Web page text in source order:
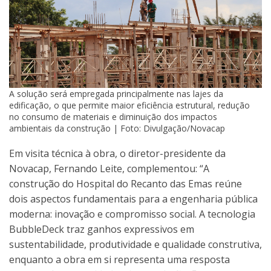
A solução será empregada principalmente nas lajes da
edificação, o que permite maior eficiência estrutural, redução
no consumo de materiais e diminuição dos impactos
ambientais da construção | Foto: Divulgação/Novacap
Em visita técnica à obra, o diretor-presidente da
Novacap, Fernando Leite, complementou: “A
construção do Hospital do Recanto das Emas reúne
dois aspectos fundamentais para a engenharia pública
moderna: inovação e compromisso social. A tecnologia
BubbleDeck traz ganhos expressivos em
sustentabilidade, produtividade e qualidade construtiva,
enquanto a obra em si representa uma resposta